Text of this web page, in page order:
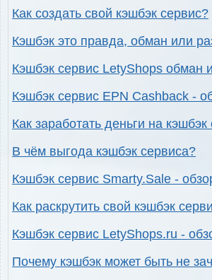
Как создать свой кэшбэк сервис?
Кэшбэк это правда, обман или
Кэшбэк сервис LetyShops обман
Кэшбэк сервис EPN Cashback -
Как заработать деньги на кэшбэк
В чём выгода кэшбэк сервиса?
Кэшбэк сервис Smarty.Sale -
Как раскрутить свой кэшбэк
Кэшбэк сервис LetyShops.ru -
Почему кэшбэк может быть не